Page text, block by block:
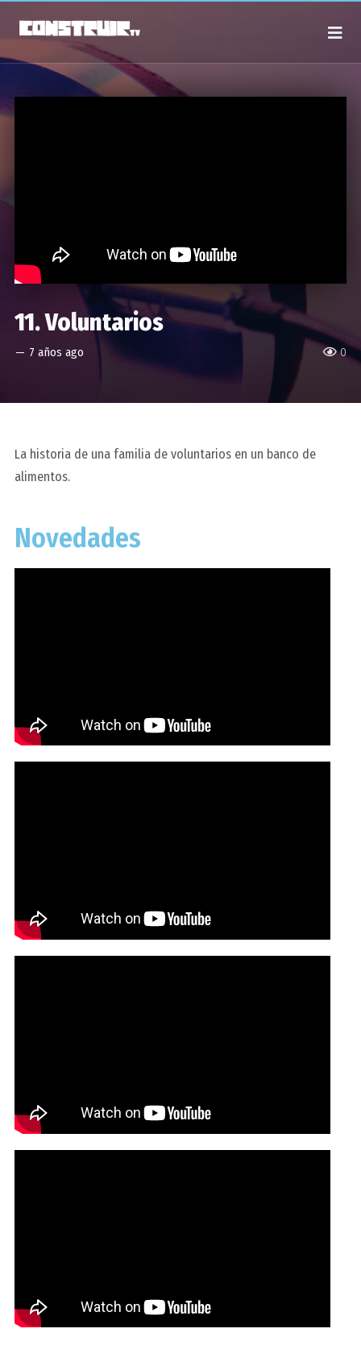
0
11. Voluntarios
— 7 años ago
La historia de una familia de voluntarios en un banco de
alimentos.
Novedades